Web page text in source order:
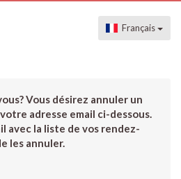
Français
Vous désirez annuler un
adresse email ci-dessous.
avec la liste de vos rendez-
les annuler.